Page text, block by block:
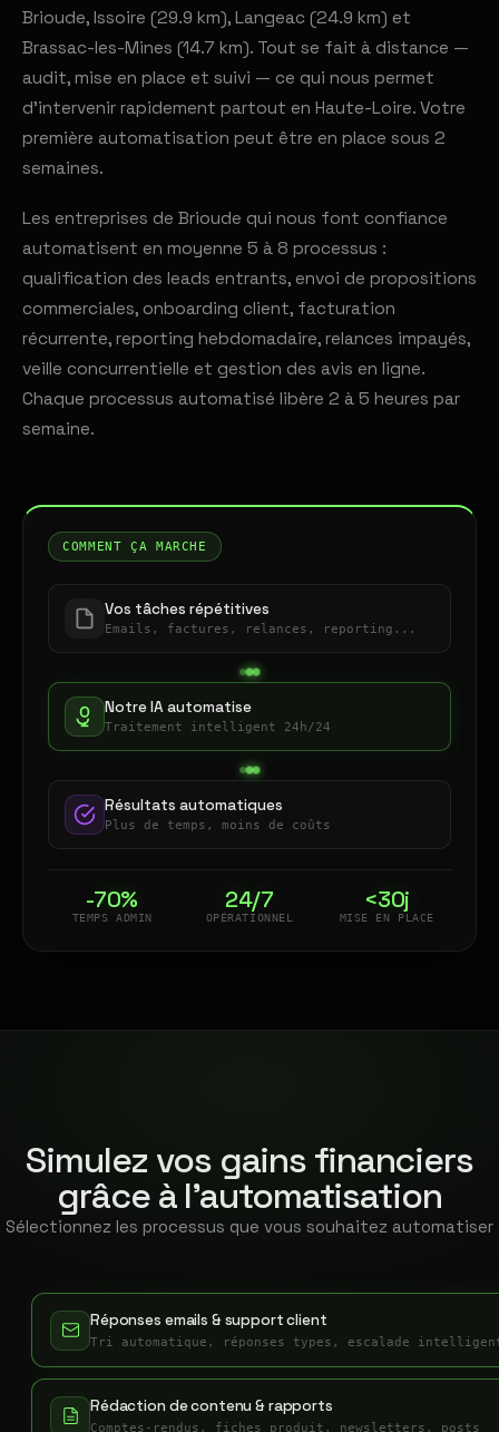
Brioude, Issoire (29.9 km), Langeac (24.9 km) et
Brassac-les-Mines (14.7 km). Tout se fait à distance —
audit, mise en place et suivi — ce qui nous permet
d'intervenir rapidement partout en Haute-Loire. Votre
première automatisation peut être en place sous 2
semaines.
Les entreprises de Brioude qui nous font confiance
automatisent en moyenne 5 à 8 processus :
qualification des leads entrants, envoi de propositions
commerciales, onboarding client, facturation
récurrente, reporting hebdomadaire, relances impayés,
veille concurrentielle et gestion des avis en ligne.
Chaque processus automatisé libère 2 à 5 heures par
semaine.
COMMENT ÇA MARCHE
Vos tâches répétitives
Emails, factures, relances, reporting...
Notre IA automatise
Traitement intelligent 24h/24
Résultats automatiques
Plus de temps, moins de coûts
-70%
TEMPS ADMIN
24/7
OPÉRATIONNEL
<30j
MISE EN PLACE
Simulez vos gains financiers
grâce à l'automatisation
Sélectionnez les processus que vous souhaitez automatiser
Réponses emails & support client
Tri automatique, réponses types, escalade
Rédaction de contenu & rapports
Comptes-rendus, fiches produit, newsletters, posts